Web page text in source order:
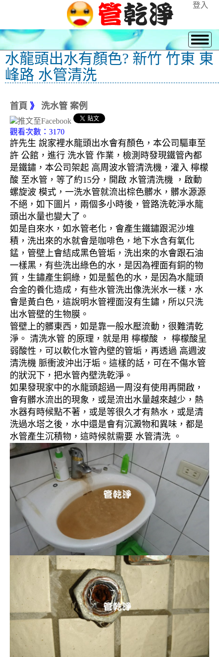
登入
水龍頭出水有顏色? 新竹 竹東 東
峰路 水管清洗
首頁 》 洗水管 案例
觀看次數：3170
許先生 說家裡水龍頭出水會有顏色，本公司驅車至
許 公館，進行 洗水管 作業，檢測時發現鐵管內都
是鐵鏽，本公司架起 高周波水管清洗機，灌入 檸檬
酸 至水管，等了約15分，開啟 水管清洗機 ，啟動
螺旋波 模式，一洗水管就流出棕色髒水，髒水源源
不絕，如下圖片，兩個多小時後，管路洗乾淨水龍
頭出水量也變大了。
如是自來水，如水管老化，會產生鐵鏽跟泥沙堆
積，洗出來的水就會是咖啡色，地下水含有氧化
錳，管壁上會結成黑色管垢，洗出來的水會跟石油
一樣黑，有些洗出綠色的水，是因為裡面有銅的物
質，生鏽產生銅綠，如是藍色的水，是因為水龍頭
合金的養化造成，有些水管洗出像洗米水一樣，水
會是黃白色，這說明水管裡面沒有生鏽，所以只洗
出水管壁的生物膜。
管壁上的髒東西，如是靠一般水壓流動，很難清乾
淨。 清洗水管 的原理，就是用 檸檬酸 ， 檸檬酸呈
弱酸性，可以軟化水管內壁的管垢，再透過 高週波
清洗機 脈衝波沖出汙垢。這樣的話，可在不傷水管
的狀況下，把水管內壁洗乾淨。
如果發現家中的水龍頭超過一周沒有使用再開啟，
會有髒水流出的現象，或是流出水量越來越少，熱
水器有時候點不著，或是等很久才有熱水，或是清
洗過水塔之後，水中還是會有沉澱物和異味，都是
水管產生沉積物，這時候就需要 水管清洗 。